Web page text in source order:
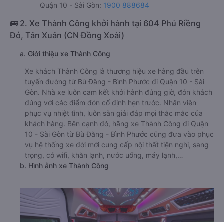
Quận 10 - Sài Gòn: 1900 888684
🚌 2. Xe Thành Công khởi hành tại 604 Phú Riềng
Đỏ, Tân Xuân (CN Đồng Xoài)
a. Giới thiệu xe Thành Công
Xe khách Thành Công là thương hiệu xe hàng đầu trên
tuyến đường từ Bù Đăng - Bình Phước đi Quận 10 - Sài
Gòn. Nhà xe luôn cam kết khởi hành đúng giờ, đón khách
đúng với các điểm đón cố định hẹn trước. Nhân viên
phục vụ nhiệt tình, luôn sẵn giải đáp mọi thắc mắc của
khách hàng. Bên cạnh đó, hãng xe Thành Công đi Quận
10 - Sài Gòn từ Bù Đăng - Bình Phước cũng đưa vào phục
vụ hệ thống xe đời mới cung cấp nội thất tiện nghi, sang
trọng, có wifi, khăn lạnh, nước uống, máy lạnh,…
b. Hình ảnh xe Thành Công